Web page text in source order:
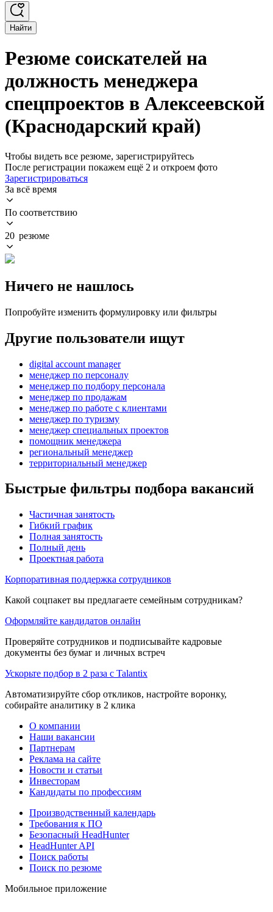
Найти
Резюме соискателей на
должность менеджера
спецпроектов в Алексеевской
(Краснодарский край)
Чтобы видеть все резюме, зарегистрируйтесь
После регистрации покажем ещё 2 и откроем фото
Зарегистрироваться
За всё время
По соответствию
20 резюме
Ничего не нашлось
Попробуйте изменить формулировку или фильтры
Другие пользователи ищут
digital account manager
менеджер по персоналу
менеджер по подбору персонала
менеджер по продажам
менеджер по работе с клиентами
менеджер по туризму
менеджер специальных проектов
помощник менеджера
региональный менеджер
территориальный менеджер
Быстрые фильтры подбора вакансий
Частичная занятость
Гибкий график
Полная занятость
Полный день
Проектная работа
Корпоративная поддержка сотрудников
Какой соцпакет вы предлагаете семейным сотрудникам?
Оформляйте кандидатов онлайн
Проверяйте сотрудников и подписывайте кадровые
документы без бумаг и личных встреч
Ускорьте подбор в 2 раза с Talantix
Автоматизируйте сбор откликов, настройте воронку,
собирайте аналитику в 2 клика
О компании
Наши вакансии
Партнерам
Реклама на сайте
Новости и статьи
Инвесторам
Кандидаты по профессиям
Производственный календарь
Требования к ПО
Безопасный HeadHunter
HeadHunter API
Поиск работы
Поиск по резюме
Мобильное приложение